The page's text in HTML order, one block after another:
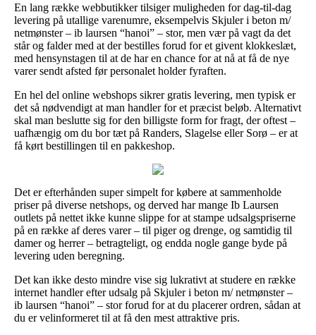
En lang række webbutikker tilsiger muligheden for dag-til-dag
levering på utallige varenumre, eksempelvis Skjuler i beton m/
netmønster – ib laursen “hanoi” – stor, men vær på vagt da det
står og falder med at der bestilles forud for et givent klokkeslæt,
med hensynstagen til at de har en chance for at nå at få de nye
varer sendt afsted før personalet holder fyraften.
En hel del online webshops sikrer gratis levering, men typisk er
det så nødvendigt at man handler for et præcist beløb. Alternativt
skal man beslutte sig for den billigste form for fragt, der oftest –
uafhængig om du bor tæt på Randers, Slagelse eller Sorø – er at
få kørt bestillingen til en pakkeshop.
Det er efterhånden super simpelt for købere at sammenholde
priser på diverse netshops, og derved har mange Ib Laursen
outlets på nettet ikke kunne slippe for at stampe udsalgspriserne
på en række af deres varer – til piger og drenge, og samtidig til
damer og herrer – betragteligt, og endda nogle gange byde på
levering uden beregning.
Det kan ikke desto mindre vise sig lukrativt at studere en række
internet handler efter udsalg på Skjuler i beton m/ netmønster –
ib laursen “hanoi” – stor forud for at du placerer ordren, sådan at
du er velinformeret til at få den mest attraktive pris.